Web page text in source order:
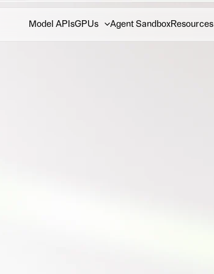
Model APIsGPUs Agent SandboxResources